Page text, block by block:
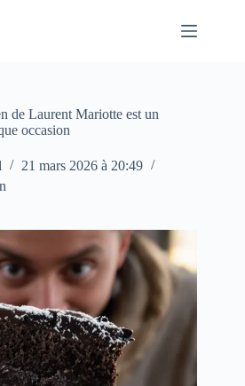
de Laurent Mariotte est un
occasion
21 mars 2026 à 20:49